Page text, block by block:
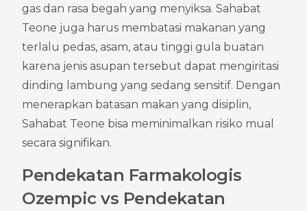
gas dan rasa begah yang menyiksa. Sahabat
Teone juga harus membatasi makanan yang
terlalu pedas, asam, atau tinggi gula buatan
karena jenis asupan tersebut dapat mengiritasi
dinding lambung yang sedang sensitif. Dengan
menerapkan batasan makan yang disiplin,
Sahabat Teone bisa meminimalkan risiko mual
secara signifikan.
Pendekatan Farmakologis
Ozempic vs Pendekatan